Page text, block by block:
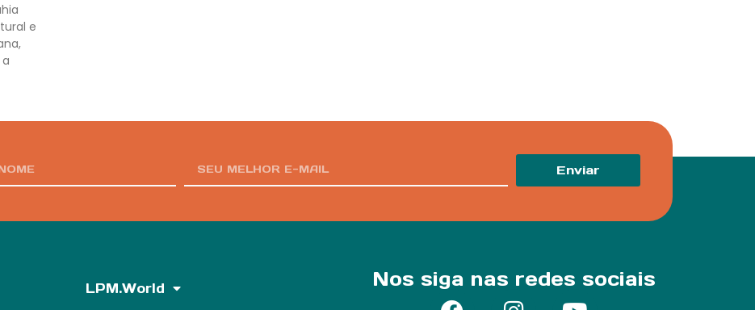
e
Enviar
LPM.World Nos siga nas redes sociais